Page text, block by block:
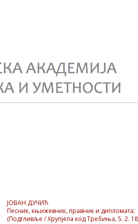
ЈОВАН ДУЧИЋ
Песник, књижевник, правник и дипломата;
(Подгливље / Хрупјела код Требиња, 5. 2.